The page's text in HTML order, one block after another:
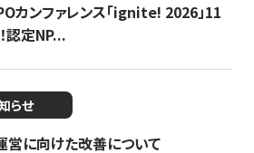
カンファレンス「ignite! 2026」11
認定NP...
らせ
営に向けた改善について